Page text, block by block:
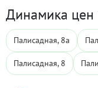
Динамика цен
Палисадная, 8а
Палисадная, 8